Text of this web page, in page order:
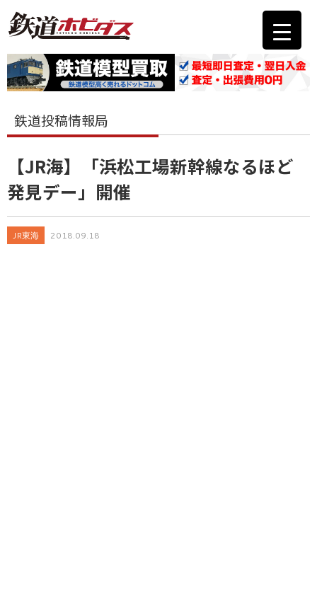
鉄道投稿情報局
【JR海】「浜松工場新幹線なるほど
発見デー」開催
JR東海 2018.09.18